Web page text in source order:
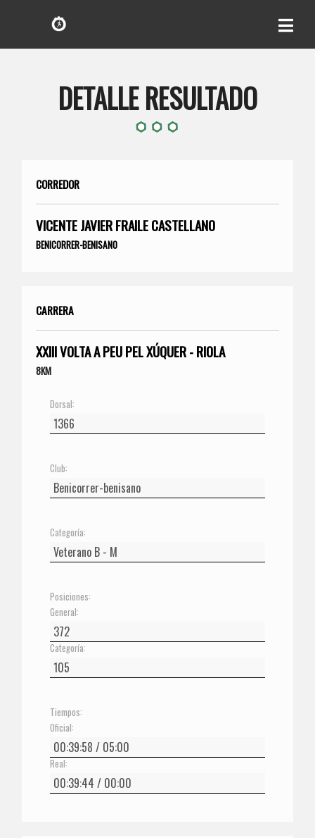
DETALLE RESULTADO
CORREDOR
VICENTE JAVIER FRAILE CASTELLANO
BENICORRER-BENISANO
CARRERA
XXIII VOLTA A PEU PEL XÚQUER - RIOLA
8KM
Dorsal:
Club:
Categoría:
Posiciones:
General:
Categoría:
Tiempos:
Oficial:
Real: